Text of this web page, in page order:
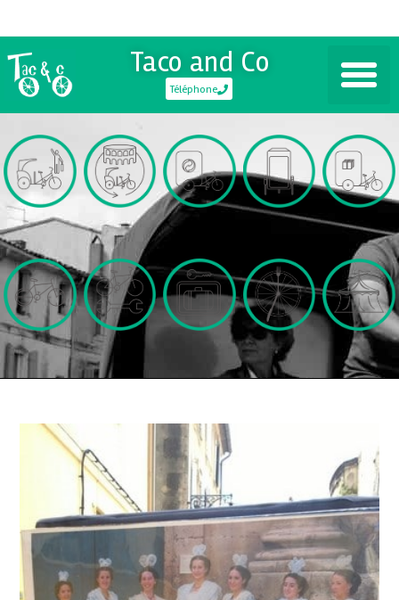
Taco and Co
Téléphone